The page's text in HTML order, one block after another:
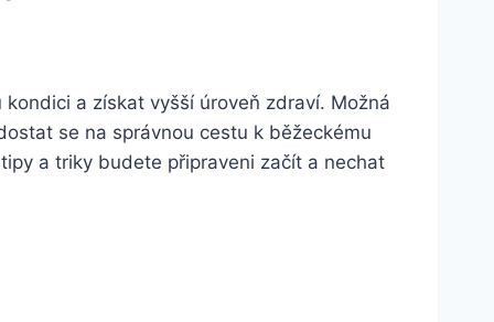
a získat vyšší úroveň zdraví. Možná
se na správnou cestu k běžeckému
a triky budete připraveni začít a nechat